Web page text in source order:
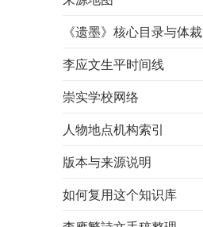
《遗墨》核心目录与体裁
李应文生平时间线
崇实学校网络
人物地点机构索引
版本与来源说明
如何复用这个知识库